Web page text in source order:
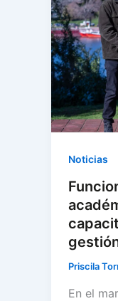
Noticias
Priscila
En el